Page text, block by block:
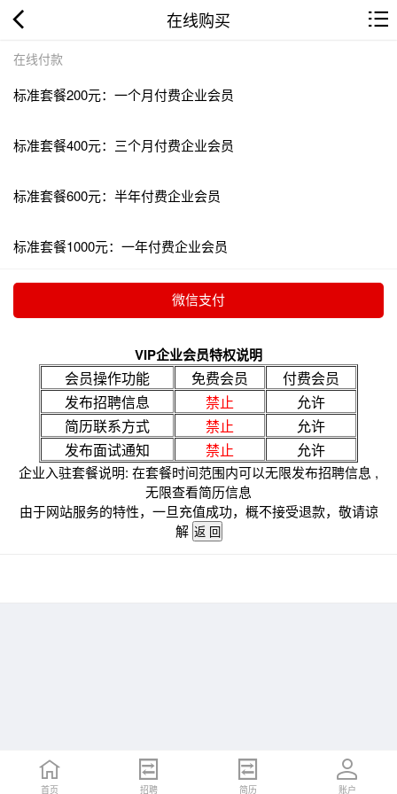
在线购买
在线付款
标准套餐200元：一个月付费企业会员
标准套餐400元：三个月付费企业会员
标准套餐600元：半年付费企业会员
标准套餐1000元：一年付费企业会员
VIP企业会员特权说明
会员操作功能 免费会员
付费会员
发布招聘信息
禁止
允许
简历联系方式
禁止
允许
发布面试通知
禁止 允许
企业入驻套餐说明: 在套餐时间范围内可以无限发布招聘信息 ,
无限查看简历信息
由于网站服务的特性，一旦充值成功，概不接受退款，敬请谅
解
首页 招聘 简历 账户